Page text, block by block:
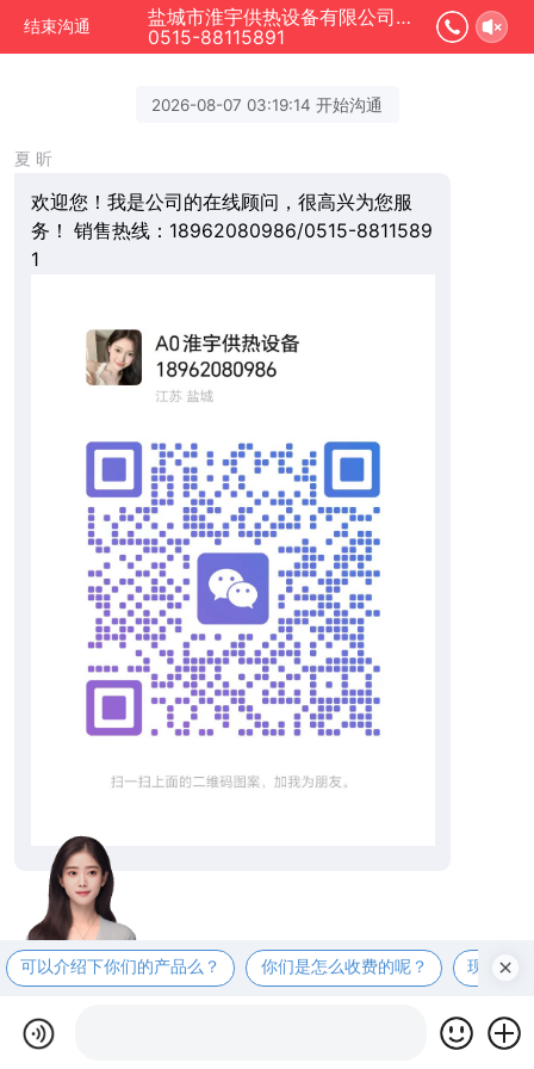
结束沟通
盐城市淮宇供热设备有限公司正在为您服务
0515-88115891
2026-08-07 03:19:14 开始沟通
夏 昕
欢迎您！我是公司的在线顾问，很高兴为您服
务！ 销售热线：18962080986/0515-8811589
1
可以介绍下你们的产品么？ 你们是怎么收费的呢？ 现在有